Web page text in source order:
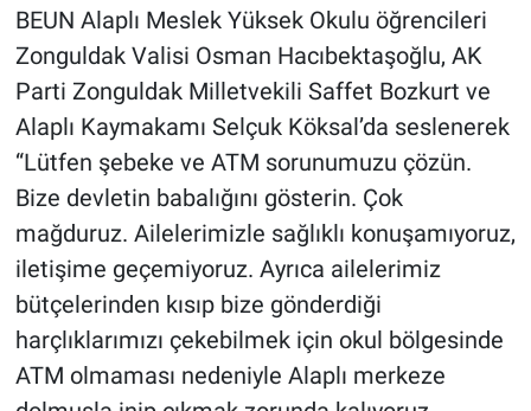
BEUN Alaplı Meslek Yüksek Okulu öğrencileri
Zonguldak Valisi Osman Hacıbektaşoğlu, AK
Parti Zonguldak Milletvekili Saffet Bozkurt ve
Alaplı Kaymakamı Selçuk Köksal’da seslenerek
“Lütfen şebeke ve ATM sorunumuzu çözün.
Bize devletin babalığını gösterin. Çok
mağduruz. Ailelerimizle sağlıklı konuşamıyoruz,
iletişime geçemiyoruz. Ayrıca ailelerimiz
bütçelerinden kısıp bize gönderdiği
harçlıklarımızı çekebilmek için okul bölgesinde
ATM olmaması nedeniyle Alaplı merkeze